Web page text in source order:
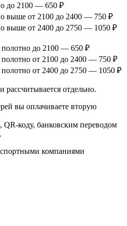
до 2100 — 650 ₽
выше от 2100 до 2400 — 750 ₽
выше от 2400 до 2750 — 1050 ₽
полотно до 2100 — 650 ₽
от 2100 до 2400 — 750 ₽
от 2400 до 2750 — 1050 ₽
рассчитывается отдельно.
вы оплачиваете вторую
коду, банковским переводом
компаниями